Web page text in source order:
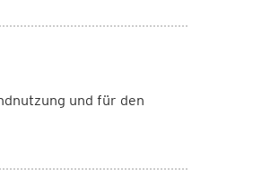
und für den